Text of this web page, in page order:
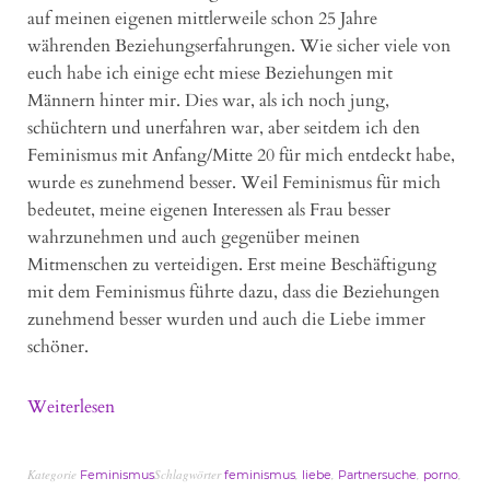
auf meinen eigenen mittlerweile schon 25 Jahre
währenden Beziehungserfahrungen. Wie sicher viele von
euch habe ich einige echt miese Beziehungen mit
Männern hinter mir. Dies war, als ich noch jung,
schüchtern und unerfahren war, aber seitdem ich den
Feminismus mit Anfang/Mitte 20 für mich entdeckt habe,
wurde es zunehmend besser. Weil Feminismus für mich
bedeutet, meine eigenen Interessen als Frau besser
wahrzunehmen und auch gegenüber meinen
Mitmenschen zu verteidigen. Erst meine Beschäftigung
mit dem Feminismus führte dazu, dass die Beziehungen
zunehmend besser wurden und auch die Liebe immer
schöner.
Weiterlesen
Kategorie FeminismusSchlagwörterfeminismus liebe Partnersuche porno